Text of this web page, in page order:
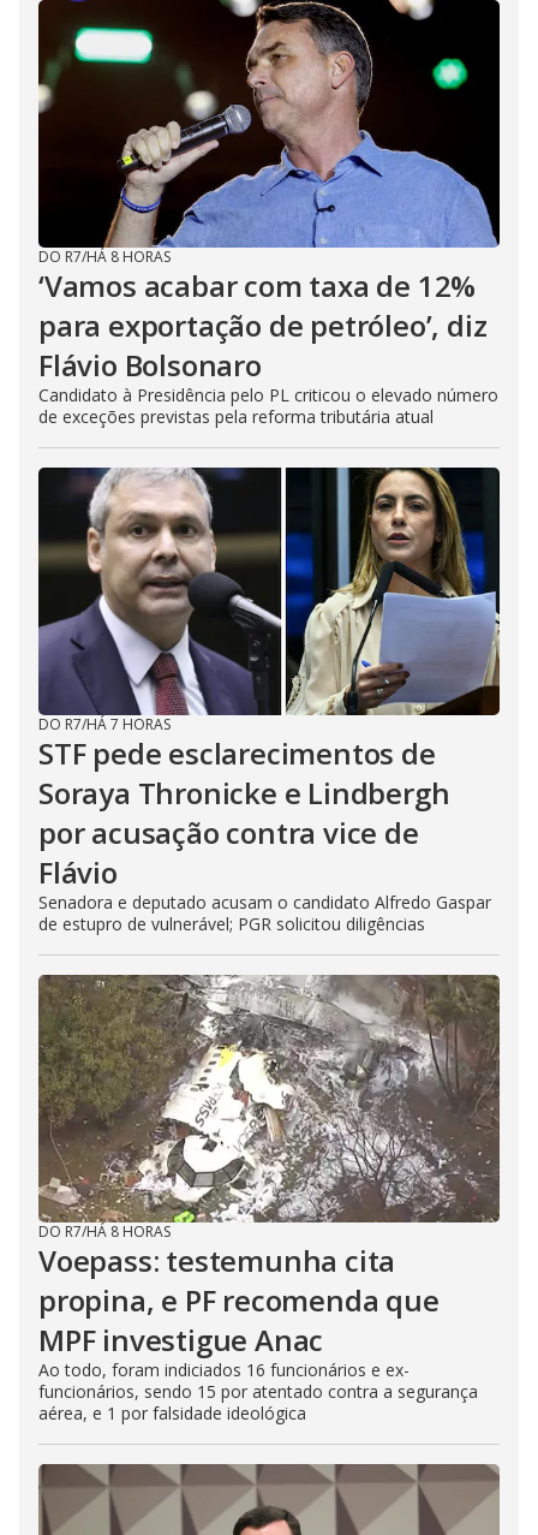
DO R7/HÁ 8 HORAS
‘Vamos acabar com taxa de 12%
para exportação de petróleo’, diz
Flávio Bolsonaro
Candidato à Presidência pelo PL criticou o elevado número
de exceções previstas pela reforma tributária atual
DO R7/HÁ 7 HORAS
STF pede esclarecimentos de
Soraya Thronicke e Lindbergh
por acusação contra vice de
Flávio
Senadora e deputado acusam o candidato Alfredo Gaspar
de estupro de vulnerável; PGR solicitou diligências
DO R7/HÁ 8 HORAS
Voepass: testemunha cita
propina, e PF recomenda que
MPF investigue Anac
Ao todo, foram indiciados 16 funcionários e ex-
funcionários, sendo 15 por atentado contra a segurança
aérea, e 1 por falsidade ideológica